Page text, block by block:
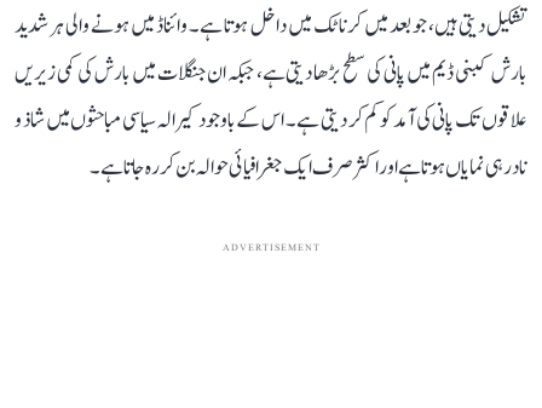
تشکیل دیتی ہیں، جو بعد میں کرناٹک میں داخل ہوتا ہے۔ وائناڈ میں ہونے والی ہر شدید
بارش کبنی ڈیم میں پانی کی سطح بڑھا دیتی ہے، جبکہ ان جنگلات میں بارش کی کمی زیریں
علاقوں تک پانی کی آمد کو کم کر دیتی ہے۔ اس کے باوجود کیرالہ سیاسی مباحثوں میں شاذ و
نادر ہی نمایاں ہوتا ہے اور اکثر صرف ایک جغرافیائی حوالہ بن کر رہ جاتا ہے۔
ADVERTISEMENT